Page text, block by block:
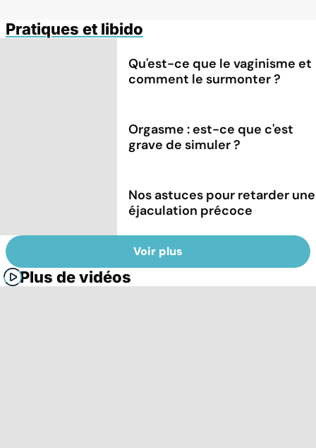
Pratiques et libido
Qu'est-ce que le vaginisme et
comment le surmonter ?
Orgasme : est-ce que c'est
grave de simuler ?
Nos astuces pour retarder une
éjaculation précoce
Voir plus
Plus de vidéos